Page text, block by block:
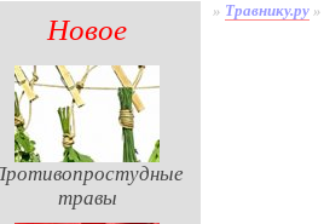
Новое
травы
» Травнику.ру »